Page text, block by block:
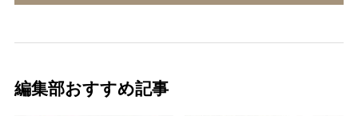
編集部おすすめ記事